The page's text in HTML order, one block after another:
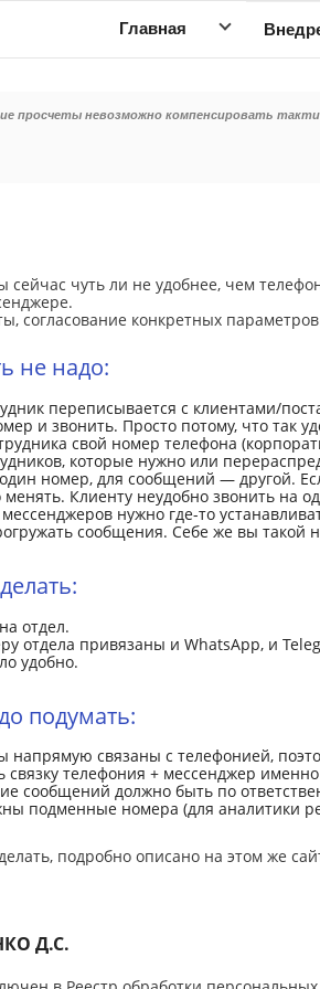
Главная
просчеты невозможно компенсировать
чуть ли не удобнее, чем
согласование конкретных
не надо:
переписывается с клиентами/
и звонить. Просто потому, что так
свой номер телефона
которые нужно или
номер, для сообщений — другой.
Клиенту неудобно звонить на
нужно где-то
сообщения. Себе же вы такой
отдел.
отдела привязаны и WhatsApp, и
удобно.
подумать:
напрямую связаны с телефонией,
связку телефония + мессенджер
сообщений должно быть по
подменные номера (для аналитики
подробно описано на этом же
Д.С.